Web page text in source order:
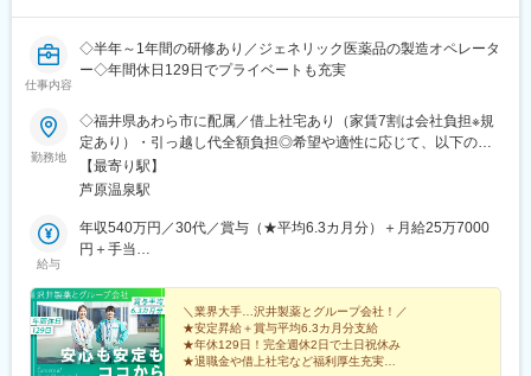
仕事内容
◇半年～1年間の研修あり／ジェネリック医薬品の製造オペレータ
ー◇年間休日129日でプライベートも充実
勤務地
◇福井県あわら市に配属／借上社宅あり（家賃7割は会社負担※規
定あり）・引っ越し代全額負担◎希望や適性に応じて、以下のい
ずれかの工場へ配属します。■清間第二工場福井県あわら市清間
11-15■清間第一工場福井県あわら市清間19-1■矢地工場福井県あ
車で4～5分※他県からのU・Iターン就職者も多数在籍※自動車通勤
OK最高水準のＵ・Ｉターン支援あり！￣￣￣￣￣￣￣￣￣￣￣￣
等含む）の7割を会社が負担。※家賃上限有★原則引越し費用は全
額会社負担提携会社を使用するため、引越し費用の一時的な立て
替えも必要ありません。※ピアノなど移送に高額な料金や特殊な技
術が必要なものは除く★車の維持補填費とガソリン代支給（例）
【最寄り駅】
芦原温泉駅
給与
年収540万円／30代／賞与（★平均6.3カ月分）＋月給25万7000
円＋手当
円＋手当
＼業界大手…沢井製薬とグループ会社！／
★安定昇給＋賞与平均6.3カ月分支給
★年休129日！完全週休2日で土日祝休み
★退職金や借上社宅など福利厚生充実